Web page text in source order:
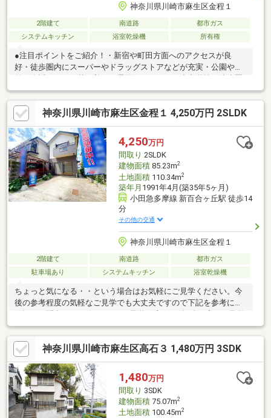
神奈川県川崎市麻生区金程１
2階建て 南道路
都市ガス
システムキッチン
浴室乾燥機 所有権
●注目ポイントをご紹介！・新宿や町田方面へのアクセスが良
好・徒歩圏内にスーパーやドラッグストアなどが充実・公園や自
内に位置しているためファミリーに人気・水回り新規交換で新生
活を気持ちよくスタート・システムキッチンや浴室暖房など設備
充実写真や資料だけでは伝わらない、現地ならではの魅力も丁寧
にご案内いたします。実際に足を運んで、光や風、周辺環境の心
地よさをぜひご体感ください。◇キッズコーナー完備◇提携駐車
場あり◇ご来店プレゼントあり◇■お客様に最適のお支払いプラ
ンをご提案します■
神奈川県川崎市麻生区金程１ 4,250万円 2SLDK
4,250万円
間取り 2SLDK
建物面積85.23m2
土地面積110.34m2
築年月 1991年4月(築35年5ヶ月)
小田急多摩線 新百合ヶ丘駅 徒歩14
分
その他の交通
神奈川県川崎市麻生区金程１
2階建て 南道路
都市ガス
駐車場あり
システムキッチン 浴室乾燥機
ちょっと気になる・・という場合はお気軽にご見学ください。今
後の参考程度の気軽なご見学でも大丈夫ですので下記を参考にお
も大丈夫です。（ステップ １）気になる場合はまずはお電話
を。その際にご条件など言って頂ければその他物件も併せてご案
内させて頂きます。（ステップ ２）担当者が車で自宅、最寄り
駅・またはご希望の待ち合わせ場所までお迎えにあがらせて頂き
ます。（ステップ３）ご見学ご希望物件に到着。物件の良い点や
注意するべき点、周辺環境やスーパーまでの距離、通学範囲、ル
ートなどをご案内させて頂きます。
神奈川県川崎市麻生区高石３ 1,480万円 3SDK
1,480万円
間取り 3SDK
建物面積75.07m2
土地面積100.45m2